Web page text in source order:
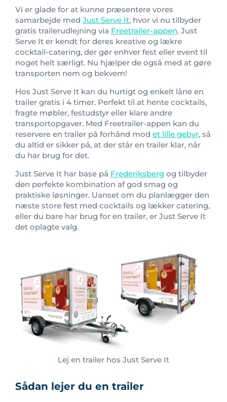
Vi er glade for at kunne præsentere vores
samarbejde med Just Serve It, hvor vi nu tilbyder
gratis trailerudlejning via Freetrailer-appen. Just
Serve It er kendt for deres kreative og lækre
cocktail-catering, der gør enhver fest eller event til
noget helt særligt. Nu hjælper de også med at gøre
transporten nem og bekvem!
Hos Just Serve It kan du hurtigt og enkelt låne en
trailer gratis i 4 timer. Perfekt til at hente cocktails,
fragte møbler, festudstyr eller klare andre
transportopgaver. Med Freetrailer-appen kan du
reservere en trailer på forhånd mod et lille gebyr, så
du altid er sikker på, at der står en trailer klar, når
du har brug for det.
Just Serve It har base på Frederiksberg og tilbyder
den perfekte kombination af god smag og
praktiske løsninger. Uanset om du planlægger den
næste store fest med cocktails og lækker catering,
eller du bare har brug for en trailer, er Just Serve It
det oplagte valg.
Lej en trailer hos Just Serve It
Sådan lejer du en trailer